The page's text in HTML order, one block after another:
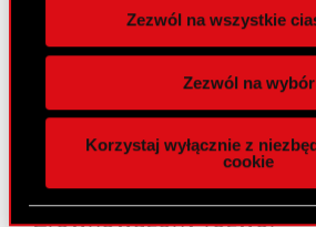
Wykorzystujemy pliki cookie do
funkcje społecznościowe i
naszej witrynie. Informacje o
z naszej witryny, udostępniamy
Partnerzy mogą połączyć te
Zezwól na wszystkie
Zezwól na wybór
Korzystaj wyłącznie z
cookie
O CD PROJEKT
Grupa Kapitałowa
Nasz biznes
Inwestorzy
Zrównoważony rozwój